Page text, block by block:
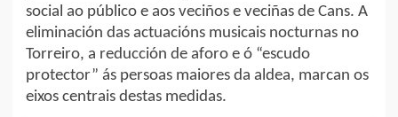
social ao público e aos veciños e veciñas de Cans. A
eliminación das actuacións musicais nocturnas no
Torreiro, a reducción de aforo e ó “escudo
protector” ás persoas maiores da aldea, marcan os
eixos centrais destas medidas.